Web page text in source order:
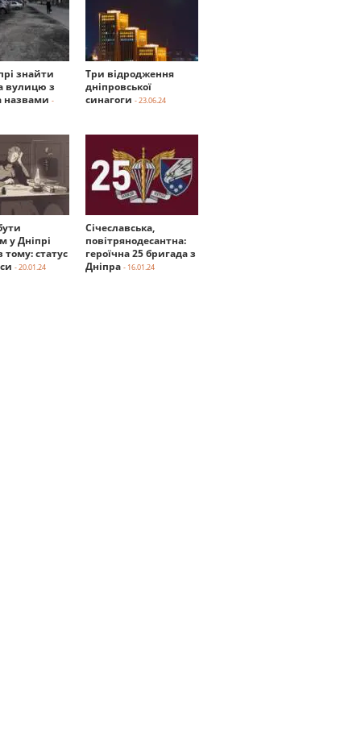
знайти
вулицю з
назвами -
Три відродження
дніпровської
синагоги - 23.06.24
у Дніпрі
тому: статус
- 20.01.24
Січеславська,
повітрянодесантна:
героїчна 25 бригада з
Дніпра - 16.01.24